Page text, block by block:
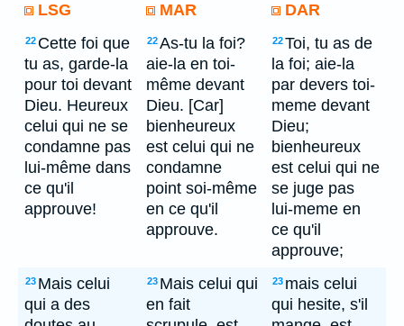
LSG MAR DAR
22 Cette foi que
tu as, garde-la
pour toi devant
Dieu. Heureux
celui qui ne se
condamne pas
lui-même dans
ce qu'il
approuve!
22As-tu la foi?
aie-la en toi-
même devant
Dieu. [Car]
bienheureux
est celui qui ne
condamne
point soi-même
en ce qu'il
approuve.
22Toi, tu as de
la foi; aie-la
par devers toi-
meme devant
Dieu;
bienheureux
est celui qui ne
se juge pas
lui-meme en
ce qu'il
approuve;
23 Mais celui
qui a des
23 Mais celui qui
en fait
23 mais celui
qui hesite, s'il